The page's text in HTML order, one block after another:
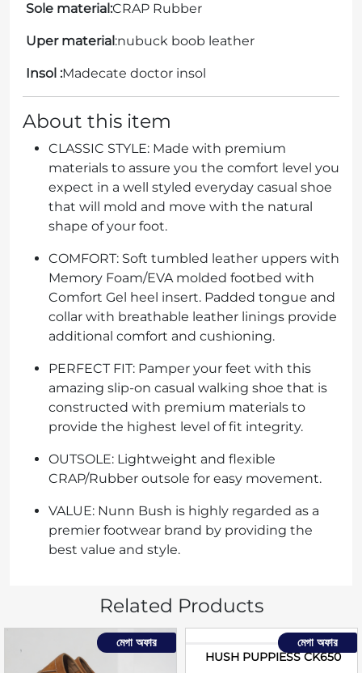
Sole material:CRAP Rubber
Uper material :nubuck boob leather
Insol :Madecate doctor insol
About this item
CLASSIC STYLE: Made with premium
materials to assure you the comfort level you
expect in a well styled everyday casual shoe
that will mold and move with the natural
shape of your foot.
COMFORT: Soft tumbled leather uppers with
Memory Foam/EVA molded footbed with
Comfort Gel heel insert. Padded tongue and
collar with breathable leather linings provide
additional comfort and cushioning.
PERFECT FIT: Pamper your feet with this
amazing slip-on casual walking shoe that is
constructed with premium materials to
provide the highest level of fit integrity.
OUTSOLE: Lightweight and flexible
CRAP/Rubber outsole for easy movement.
VALUE: Nunn Bush is highly regarded as a
premier footwear brand by providing the
best value and style.
Related Products
মেগা অফার
মেগা অফার
HUSH PUPPIESS CK650